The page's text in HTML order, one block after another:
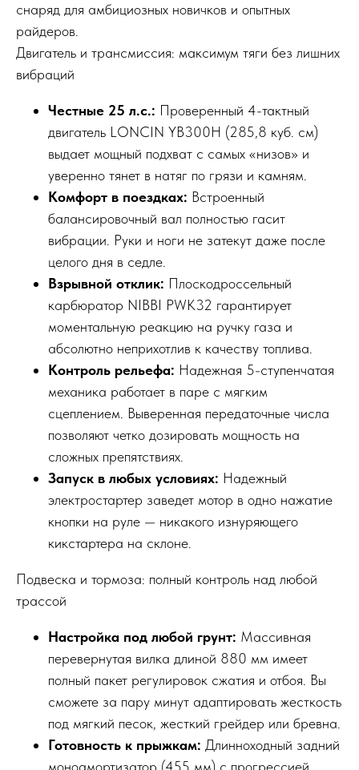
снаряд для амбициозных новичков и опытных
райдеров.
Двигатель и трансмиссия: максимум тяги без лишних
вибраций
Честные 25 л.с.: Проверенный 4-тактный
двигатель LONCIN YB300H (285,8 куб. см)
выдает мощный подхват с самых «низов» и
уверенно тянет в натяг по грязи и камням.
Комфорт в поездках: Встроенный
балансировочный вал полностью гасит
вибрации. Руки и ноги не затекут даже после
целого дня в седле.
Взрывной отклик: Плоскодроссельный
карбюратор NIBBI PWK32 гарантирует
моментальную реакцию на ручку газа и
абсолютно неприхотлив к качеству топлива.
Контроль рельефа: Надежная 5-ступенчатая
механика работает в паре с мягким
сцеплением. Выверенная передаточные числа
позволяют четко дозировать мощность на
сложных препятствиях.
Запуск в любых условиях: Надежный
электростартер заведет мотор в одно нажатие
кнопки на руле — никакого изнуряющего
кикстартера на склоне.
Подвеска и тормоза: полный контроль над любой
трассой
Настройка под любой грунт: Массивная
перевернутая вилка длиной 880 мм имеет
полный пакет регулировок сжатия и отбоя. Вы
сможете за пару минут адаптировать жесткость
под мягкий песок, жесткий грейдер или бревна.
Готовность к прыжкам: Длинноходный задний
моноамортизатор (455 мм) с прогрессией